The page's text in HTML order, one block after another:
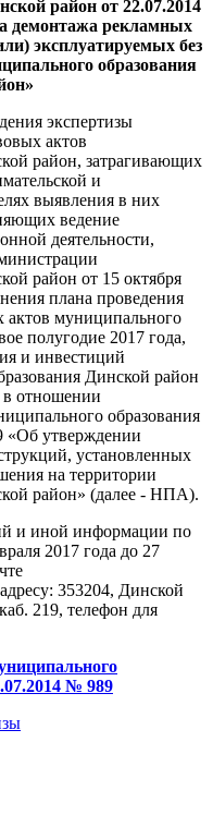
район от 22.07.2014
демонтажа рекламных
эксплуатируемых без
образования
экспертизы
актов
район, затрагивающих
и
выявления в них
ведение
деятельности,
район от 15 октября
плана проведения
актов муниципального
полугодие 2017 года,
и инвестиций
Динской район
в отношении
образования
«Об утверждении
установленных
на территории
район» (далее - НПА).
и иной информации по
2017 года до 27
353204, Динской
219, телефон для
№ 989